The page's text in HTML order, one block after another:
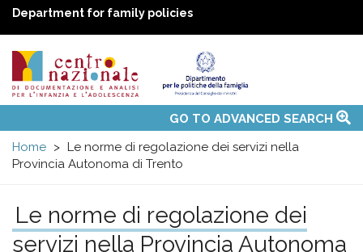
Department for family policies
Centro
nazionale
di
Main
menuTopics
Activities
UN Convention
National ObservatoriesGO TO ADVANCED SEARCH
Home
Le norme di regolazione dei servizi nella
Provincia Autonoma di Trento
Le norme di regolazione dei
servizi nella Provincia Autonoma